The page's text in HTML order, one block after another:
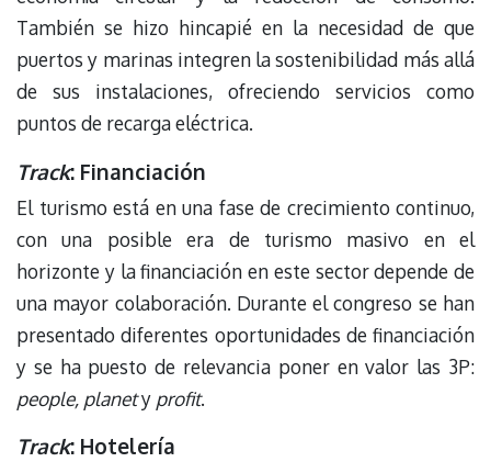
También se hizo hincapié en la necesidad de que
puertos y marinas integren la sostenibilidad más allá
de sus instalaciones, ofreciendo servicios como
puntos de recarga eléctrica.
Track: Financiación
El turismo está en una fase de crecimiento continuo,
con una posible era de turismo masivo en el
horizonte y la financiación en este sector depende de
una mayor colaboración. Durante el congreso se han
presentado diferentes oportunidades de financiación
y se ha puesto de relevancia poner en valor las 3P:
people, planety profit.
Track: Hotelería